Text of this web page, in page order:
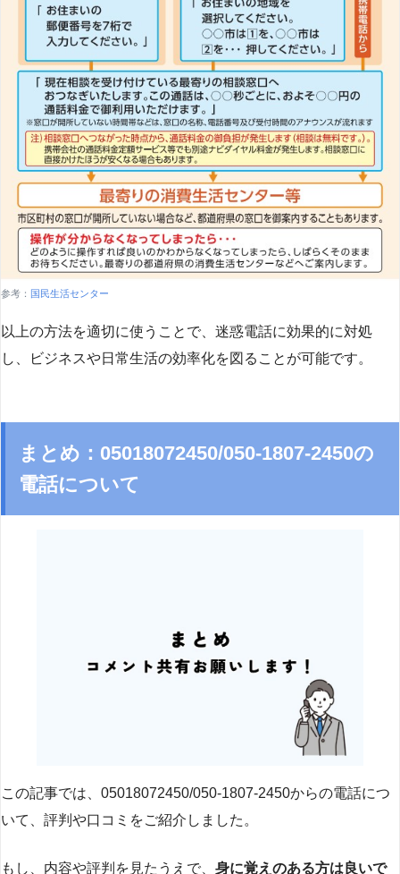
参考： 国民生活センター
以上の方法を適切に使うことで、迷惑電話に効果的に対処
し、ビジネスや日常生活の効率化を図ることが可能です。
まとめ：05018072450/050-1807-2450の
電話について
この記事では、05018072450/050-1807-2450からの電話につ
いて、評判や口コミをご紹介しました。
もし、内容や評判を見たうえで、 身に覚えのある方は良いで